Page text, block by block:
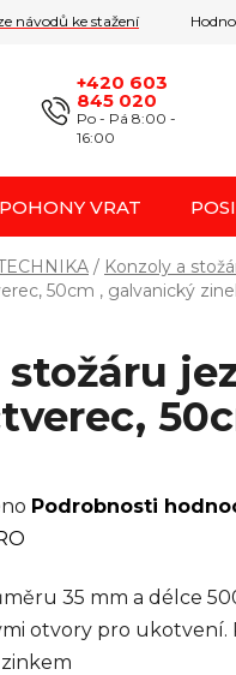
návodů ke stažení
/ odstoupení od smlouvy
+420 603
845 020
Po - Pá 8:00 -
16:00
POHONY VRAT
/ Konzoly a
50cm , galvanický
stožáru
Podrobnosti
35 mm a délce
otvory pro ukotvení.